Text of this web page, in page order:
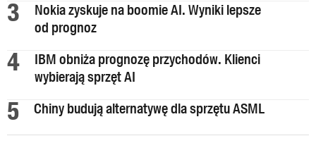
Nokia zyskuje na boomie AI. Wyniki lepsze
od prognoz
IBM obniża prognozę przychodów. Klienci
wybierają sprzęt AI
Chiny budują alternatywę dla sprzętu ASML